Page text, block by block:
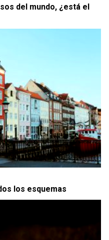
del mundo, ¿está el
los esquemas